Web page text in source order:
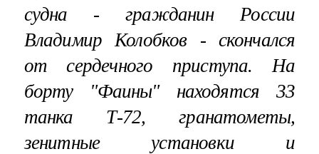
судна - гражданин России
Владимир Колобков - скончался
от сердечного приступа. На
борту "Фаины" находятся 33
танка Т-72, гранатометы,
зенитные установки и